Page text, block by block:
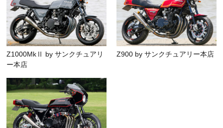
Z1000MkⅡ by サンクチュアリ
ー本店
Z900 by サンクチュアリー本店